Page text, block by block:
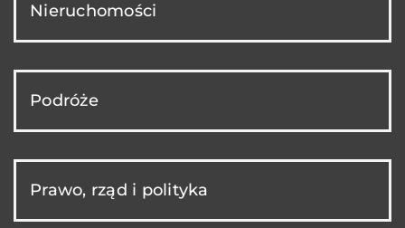
Nieruchomości
Podróże
Prawo, rząd i polityka